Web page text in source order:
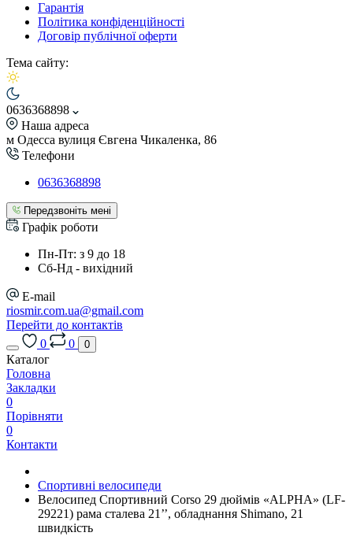
Гарантія
Політика конфіденційності
Договір публічної оферти
Тема сайту:
0636368898
Наша адреса
м Одесса вулиця Євгена Чикаленка, 86
Телефони
0636368898
Передзвоніть мені
Графік роботи
Пн-Пт: з 9 до 18
Сб-Нд - вихідний
E-mail
riosmir.com.ua@gmail.com
Перейти до контактів
0
0 0
Каталог
Головна
Закладки
0
Порівняти
0
Контакти
Спортивні велосипеди
Велосипед Спортивний Corso 29 дюймів «ALPHA» (LF-
29221) рама сталева 21’’, обладнання Shimano, 21
швидкість